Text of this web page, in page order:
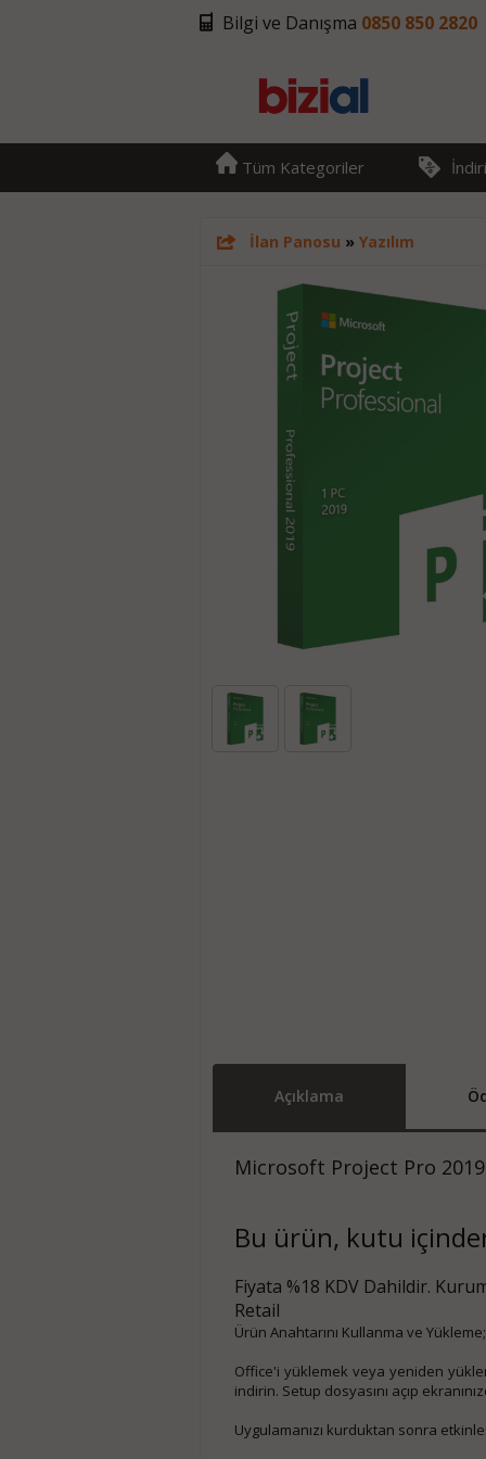
Bilgi ve Danışma 0850 850 2820
Tüm Kategoriler
İlan Panosu » Yazılım
Açıklama
Microsoft Project Pro 2019
Bu ürün, kutu
Fiyata %18 KDV Dahildir.
Retail
Ürün Anahtarını Kullanma ve Yükleme;
Office'i yüklemek veya yeniden
indirin. Setup dosyasını açıp
Uygulamanızı kurduktan sonra